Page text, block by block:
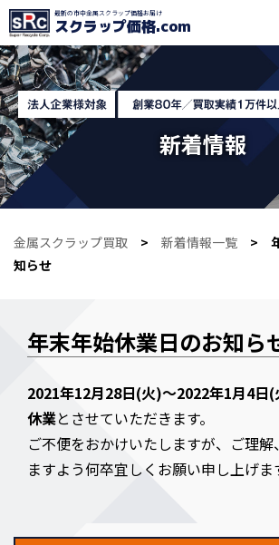
最新の市中金属スクラップ価格お届け
スクラップ価格.com
新着情報
金属スクラップ買取 > 新着情報一覧 > 年
知らせ
年末年始休業日のお知ら
2021年12月28日(火)～2022年1月4日
休業とさせていただきます。
ご不便をおかけいたしますが、ご理解
ますよう何卒宜しくお願い申し上げま